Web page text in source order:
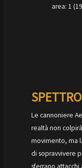
area: 1
SPETTRO
Le cannoniere
realtà non
movimento, ma
di sopravvivere
sferrano attacchi